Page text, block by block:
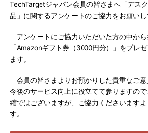
TechTargetジャパン会員の皆さまへ「デス
品」に関するアンケートのご協力をお願いし
アンケートにご協力いただいた方の中から
「Amazonギフト券（3000円分）」をプレ
ます。
会員の皆さまよりお預かりした貴重なご意
今後のサービス向上に役立てて参りますの
縮ではございますが、ご協力くださいますよ
す。